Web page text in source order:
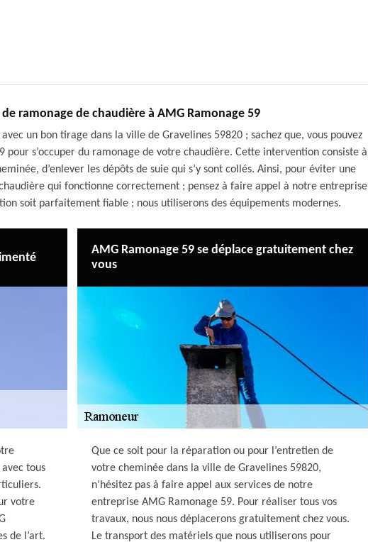
ramonage de chaudière à AMG Ramonage 59
un bon tirage dans la ville de Gravelines 59820 ; sachez que, vous pouvez
s’occuper du ramonage de votre chaudière. Cette intervention consiste à
d’enlever les dépôts de suie qui s’y sont collés. Ainsi, pour éviter une
qui fonctionne correctement ; pensez à faire appel à notre entreprise
soit parfaitement fiable ; nous utiliserons des équipements modernes.
tous
votre
de l’art.
AMG Ramonage 59 se déplace gratuitement chez
vous
Que ce soit pour la réparation ou pour l’entretien de
votre cheminée dans la ville de Gravelines 59820,
n’hésitez pas à faire appel aux services de notre
entreprise AMG Ramonage 59. Pour réaliser tous vos
travaux, nous nous déplacerons gratuitement chez vous.
Le transport des matériels que nous utiliserons pour